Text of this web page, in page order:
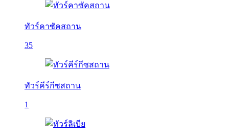
ทัวร์คาซัคสถาน
35
ทัวร์คีร์กีซสถาน
1